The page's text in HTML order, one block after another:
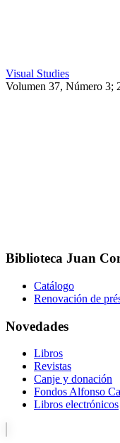
Visual Studies
Volumen 37, Número 3;
Biblioteca Juan
Catálogo
Renovación de
Novedades
Libros
Revistas
Canje y donación
Fondos Alfonso
Libros electrónicos